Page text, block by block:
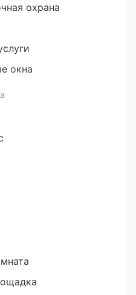
охрана
окна